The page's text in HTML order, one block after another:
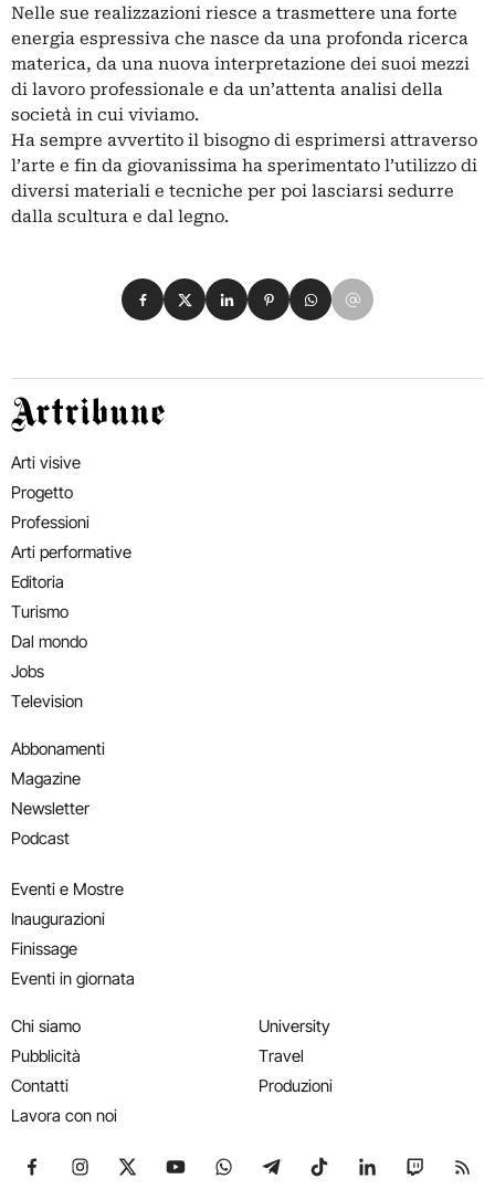
Nelle sue realizzazioni riesce a trasmettere una forte
energia espressiva che nasce da una profonda ricerca
materica, da una nuova interpretazione dei suoi mezzi
di lavoro professionale e da un’attenta analisi della
società in cui viviamo.
Ha sempre avvertito il bisogno di esprimersi attraverso
l’arte e fin da giovanissima ha sperimentato l’utilizzo di
diversi materiali e tecniche per poi lasciarsi sedurre
dalla scultura e dal legno.
Condividi su Facebook
Condividi su X
Condividi su LinkedIn
Condividi su Pinterest
Condividi su WhatsApp
Condividi su Email
Artribune
Arti visive
Progetto
Professioni
Arti performative
Editoria
Turismo
Dal mondo
Jobs
Television
Abbonamenti
Magazine
Newsletter
Podcast
Eventi e Mostre
Inaugurazioni
Finissage
Eventi in giornata
Chi siamo
Pubblicità
Contatti
Lavora con noi
University
Travel
Produzioni
Seguici su Facebook
Seguici su Instagram
Seguici su X
Seguici su YouTube
Seguici su WhatsApp
Seguici su Telegram
Seguici su TikTok
Seguici su
Seguici